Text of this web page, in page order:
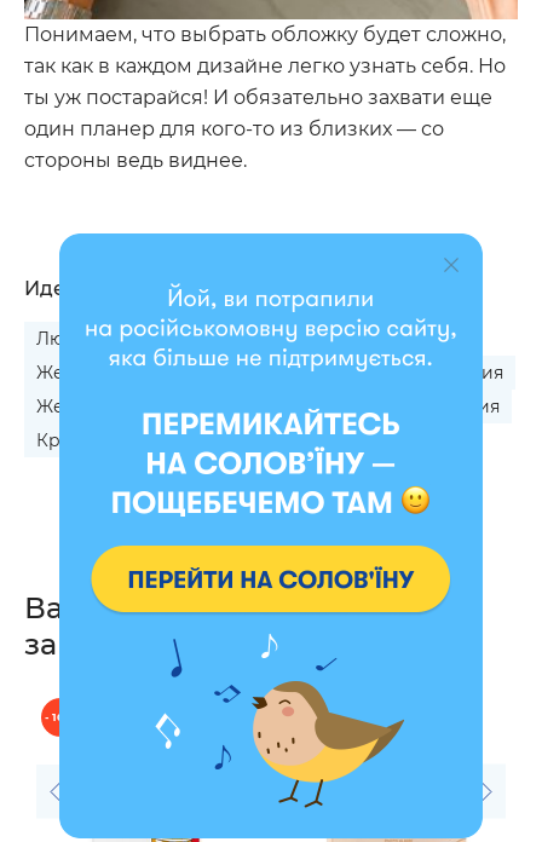
Понимаем, что выбрать обложку будет сложно,
так как в каждом дизайне легко узнать себя. Но
ты уж постарайся! И обязательно захвати еще
один планер для кого-то из близких — со
стороны ведь виднее.
Идеально подходит
Любимой на День Рождения
Жене на День Рождения
Маме на День Рождения
Жене на годовщину
Крестной на День рождения
Крестной на 8 Марта
Вас также могут
заинтересовать
- 10 %
- 5 %